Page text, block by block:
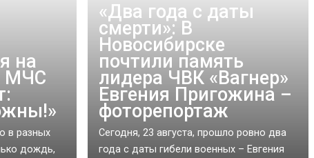
на
МЧС
в разных
дождь,
«Два года с даты
смерти»: В
Новосибирске
почтили память
лидера ЧВК «Вагнер»
Евгения Пригожина –
фоторепортаж
Сегодня, 23 августа, прошло ровно два
года с даты гибели военных – Евгения